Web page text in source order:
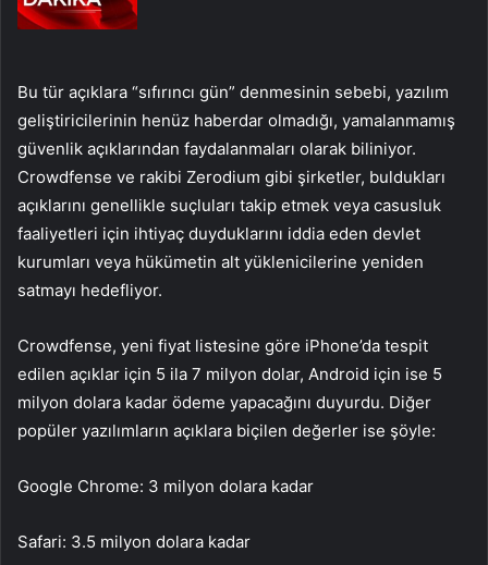
Bu tür açıklara “sıfırıncı gün” denmesinin sebebi, yazılım
geliştiricilerinin henüz haberdar olmadığı, yamalanmamış
güvenlik açıklarından faydalanmaları olarak biliniyor.
Crowdfense ve rakibi Zerodium gibi şirketler, buldukları
açıklarını genellikle suçluları takip etmek veya casusluk
faaliyetleri için ihtiyaç duyduklarını iddia eden devlet
kurumları veya hükümetin alt yüklenicilerine yeniden
satmayı hedefliyor.
Crowdfense, yeni fiyat listesine göre iPhone’da tespit
edilen açıklar için 5 ila 7 milyon dolar, Android için ise 5
milyon dolara kadar ödeme yapacağını duyurdu. Diğer
popüler yazılımların açıklara biçilen değerler ise şöyle:
Google Chrome: 3 milyon dolara kadar
Safari: 3.5 milyon dolara kadar